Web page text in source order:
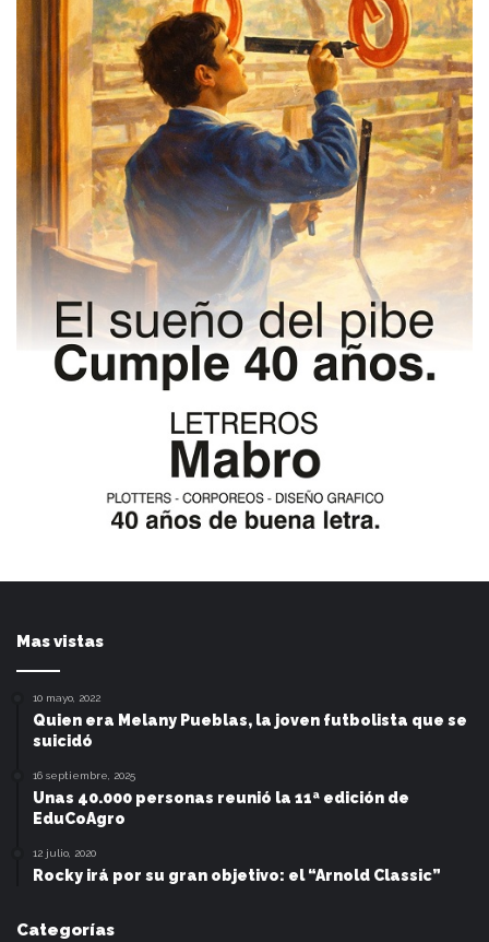
Mas vistas
10 mayo, 2022
Quien era Melany Pueblas, la joven futbolista que se
suicidó
16 septiembre, 2025
Unas 40.000 personas reunió la 11ª edición de
EduCoAgro
12 julio, 2020
Rocky irá por su gran objetivo: el “Arnold Classic”
Categorías